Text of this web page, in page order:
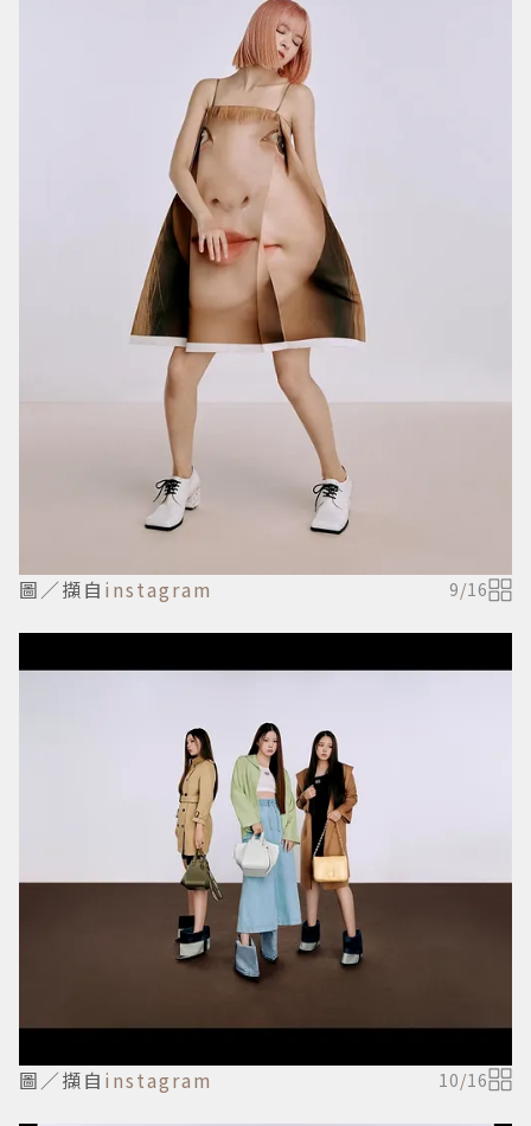
圖／擷自 instagram 9/16
圖／擷自 instagram 10/16